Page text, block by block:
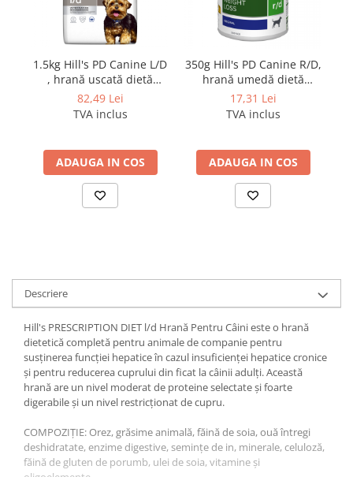
1.5kg Hill's PD Canine L/D
, hrană uscată dietă
veterinară pentru câini
cu probleme hepatice
82,49 Lei
TVA inclus
ADAUGA IN COS
350g Hill's PD Canine R/D,
hrană umedă dietă
veterinară pentru câini
cu probleme de greutate
17,31 Lei
TVA inclus
ADAUGA IN COS
Descriere
Hill's PRESCRIPTION DIET l/d Hrană Pentru Câini este o hrană
dietetică completă pentru animale de companie pentru
susținerea funcției hepatice în cazul insuficienței hepatice cronice
și pentru reducerea cuprului din ficat la câinii adulți. Această
hrană are un nivel moderat de proteine selectate și foarte
digerabile și un nivel restricționat de cupru.
COMPOZIŢIE: Orez, grăsime animală, făină de soia, ouă întregi
deshidratate, enzime digestive, semințe de in, minerale, celuloză,
făină de gluten de porumb, ulei de soia, vitamine și